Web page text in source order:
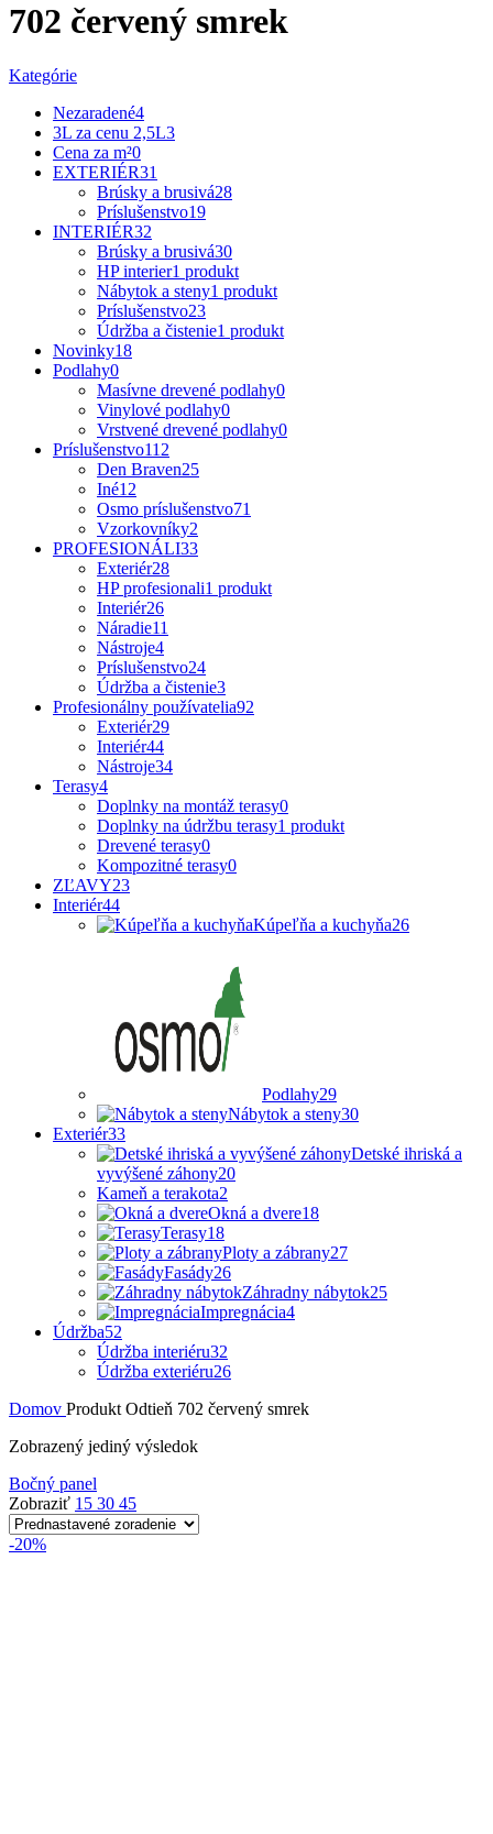
702 červený smrek
Kategórie
Nezaradené4
3L za cenu 2,5L3
Cena za m²0
EXTERIÉR31
Brúsky a brusivá28
Príslušenstvo19
INTERIÉR32
Brúsky a brusivá30
HP interier1 produkt
Nábytok a steny1 produkt
Príslušenstvo23
Údržba a čistenie1 produkt
Novinky18
Podlahy0
Masívne drevené podlahy0
Vinylové podlahy0
Vrstvené drevené podlahy0
Príslušenstvo112
Den Braven25
Iné12
Osmo príslušenstvo71
Vzorkovníky2
PROFESIONÁLI33
Exteriér28
HP profesionali1 produkt
Interiér26
Náradie11
Nástroje4
Príslušenstvo24
Údržba a čistenie3
Profesionálny používatelia92
Exteriér29
Interiér44
Nástroje34
Terasy4
Doplnky na montáž terasy0
Doplnky na údržbu terasy1 produkt
Drevené terasy0
Kompozitné terasy0
ZĽAVY23
Interiér44
Kúpeľňa a kuchyňa26
Podlahy29
Nábytok a steny30
Exteriér33
Detské ihriská a
vyvýšené záhony20
Kameň a terakota2
Okná a dvere18
Terasy18
Ploty a zábrany27
Fasády26
Záhradny nábytok25
Impregnácia4
Údržba52
Údržba interiéru32
Údržba exteriéru26
Domov Produkt Odtieň 702 červený smrek
Zobrazený jediný výsledok
Bočný panel
Zobraziť 15 30 45
-20%